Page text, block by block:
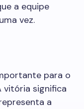
a equipe
vez.
para o
vitória significa
a